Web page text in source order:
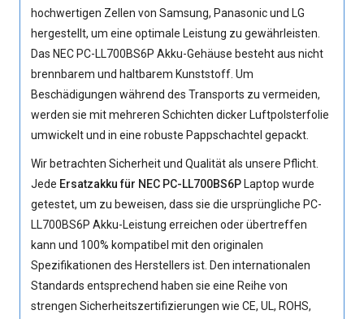
hochwertigen Zellen von Samsung, Panasonic und LG
hergestellt, um eine optimale Leistung zu gewährleisten.
Das NEC PC-LL700BS6P Akku-Gehäuse besteht aus nicht
brennbarem und haltbarem Kunststoff. Um
Beschädigungen während des Transports zu vermeiden,
werden sie mit mehreren Schichten dicker Luftpolsterfolie
umwickelt und in eine robuste Pappschachtel gepackt.
Wir betrachten Sicherheit und Qualität als unsere Pflicht.
Jede Ersatzakku für NEC PC-LL700BS6P Laptop wurde
getestet, um zu beweisen, dass sie die ursprüngliche PC-
LL700BS6P Akku-Leistung erreichen oder übertreffen
kann und 100% kompatibel mit den originalen
Spezifikationen des Herstellers ist. Den internationalen
Standards entsprechend haben sie eine Reihe von
strengen Sicherheitszertifizierungen wie CE, UL, ROHS,